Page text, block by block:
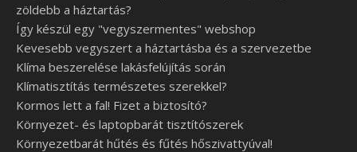
zöldebb a háztartás?
Így készül egy "vegyszermentes" webshop
Kevesebb vegyszert a háztartásba és a szervezetbe
Klíma beszerelése lakásfelújítás során
Klímatisztítás természetes szerekkel?
Kormos lett a fal! Fizet a biztosító?
Környezet- és laptopbarát tisztítószerek
Környezetbarát hűtés és fűtés hőszivattyúval!